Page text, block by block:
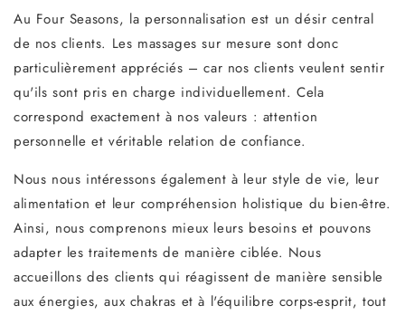
Au Four Seasons, la personnalisation est un désir central
de nos clients. Les massages sur mesure sont donc
particulièrement appréciés – car nos clients veulent sentir
qu'ils sont pris en charge individuellement. Cela
correspond exactement à nos valeurs : attention
personnelle et véritable relation de confiance.
Nous nous intéressons également à leur style de vie, leur
alimentation et leur compréhension holistique du bien-être.
Ainsi, nous comprenons mieux leurs besoins et pouvons
adapter les traitements de manière ciblée. Nous
accueillons des clients qui réagissent de manière sensible
aux énergies, aux chakras et à l'équilibre corps-esprit, tout